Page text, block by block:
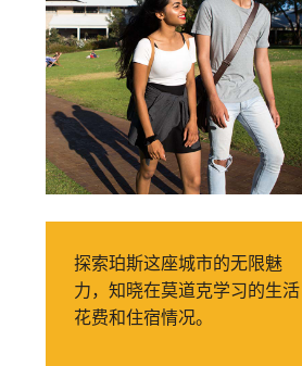
探索珀斯这座城市的无限魅
力，知晓在莫道克学习的生活
花费和住宿情况。